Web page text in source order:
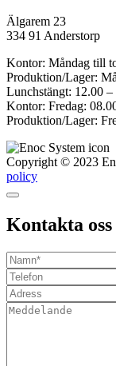
Älgarem 23
334 91 Anderstorp
Kontor: Måndag till
Produktion/Lager:
Lunchstängt: 12.00 –
Kontor: Fredag:
Produktion/Lager:
Copyright © 2023
policy
Kontakta oss